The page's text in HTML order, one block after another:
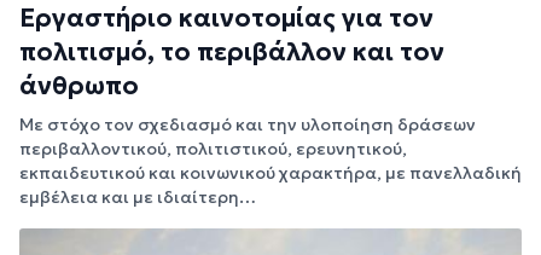
Εργαστήριο καινοτομίας για τον
πολιτισμό, το περιβάλλον και τον
άνθρωπο
Με στόχο τον σχεδιασμό και την υλοποίηση δράσεων
περιβαλλοντικού, πολιτιστικού, ερευνητικού,
εκπαιδευτικού και κοινωνικού χαρακτήρα, με πανελλαδική
εμβέλεια και με ιδιαίτερη…